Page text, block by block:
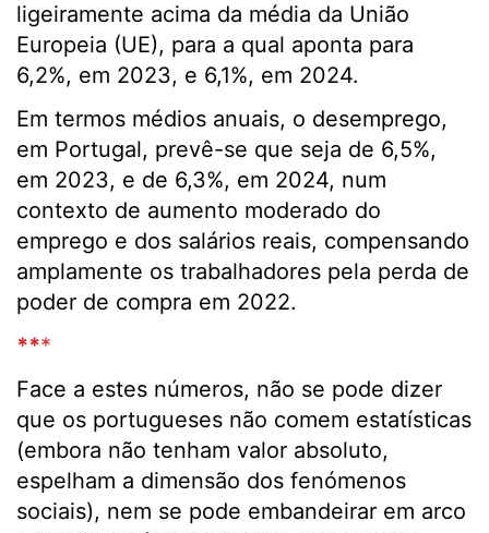
ligeiramente acima da média da União
Europeia (UE), para a qual aponta para
6,2%, em 2023, e 6,1%, em 2024.
Em termos médios anuais, o desemprego,
em Portugal, prevê-se que seja de 6,5%,
em 2023, e de 6,3%, em 2024, num
contexto de aumento moderado do
emprego e dos salários reais, compensando
amplamente os trabalhadores pela perda de
poder de compra em 2022.
***
Face a estes números, não se pode dizer
que os portugueses não comem estatísticas
(embora não tenham valor absoluto,
espelham a dimensão dos fenómenos
sociais), nem se pode embandeirar em arco